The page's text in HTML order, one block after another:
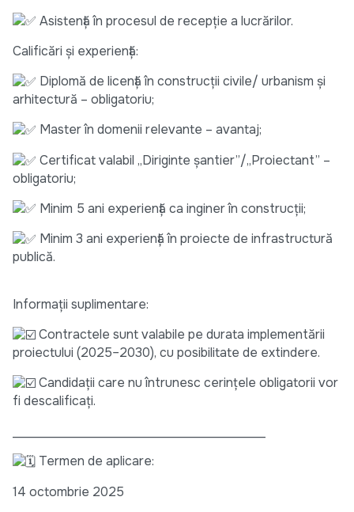
Asistență în procesul de recepție a lucrărilor.
Calificări și experiență:
Diplomă de licență în construcții civile/ urbanism și
arhitectură – obligatoriu;
Master în domenii relevante – avantaj;
Certificat valabil „Diriginte șantier”/„Proiectant” –
obligatoriu;
Minim 5 ani experiență ca inginer în construcții;
Minim 3 ani experiență în proiecte de infrastructură
publică.
Informații suplimentare:
Contractele sunt valabile pe durata implementării
proiectului (2025–2030), cu posibilitate de extindere.
Candidații care nu întrunesc cerințele obligatorii vor
fi descalificați.
Termen de aplicare:
14 octombrie 2025